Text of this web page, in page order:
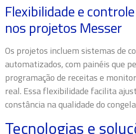
Flexibilidade e
nos projetos Messer
Os projetos incluem sistemas de
automatizados, com painéis que
programação de receitas e
real. Essa flexibilidade facilita
constância na qualidade do
Tecnologias e